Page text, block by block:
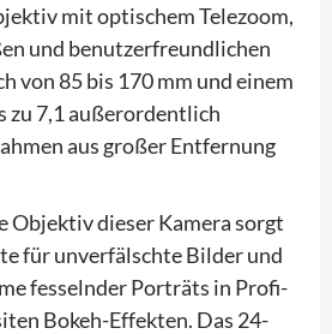
mit optischem Telezoom,
und benutzerfreundlichen
von 85 bis 170 mm und einem
zu 7,1 außerordentlich
aus großer Entfernung
dieser Kamera sorgt
für unverfälschte Bilder und
fesselnder Porträts in Profi-
Bokeh-Effekten. Das 24-